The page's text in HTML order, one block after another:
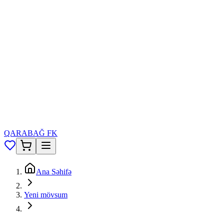
QARABAĞ FK
Ana Səhifə
Yeni mövsum